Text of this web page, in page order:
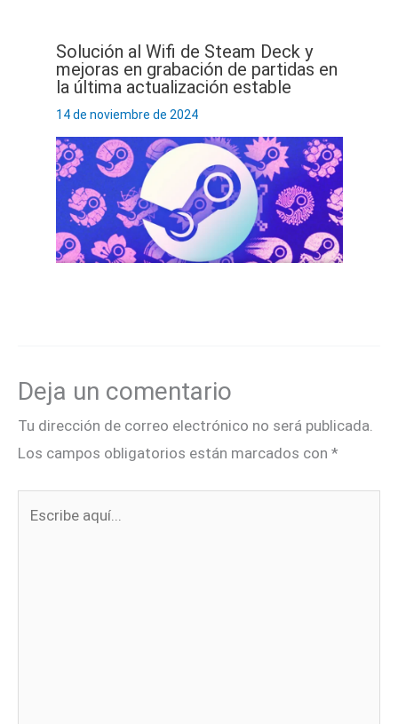
Solución al Wifi de Steam Deck y
mejoras en grabación de partidas en
la última actualización estable
14 de noviembre de 2024
Deja un comentario
Tu dirección de correo electrónico no será publicada.
Los campos obligatorios están marcados con *